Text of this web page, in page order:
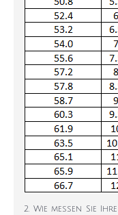
2. Wie messen Sie